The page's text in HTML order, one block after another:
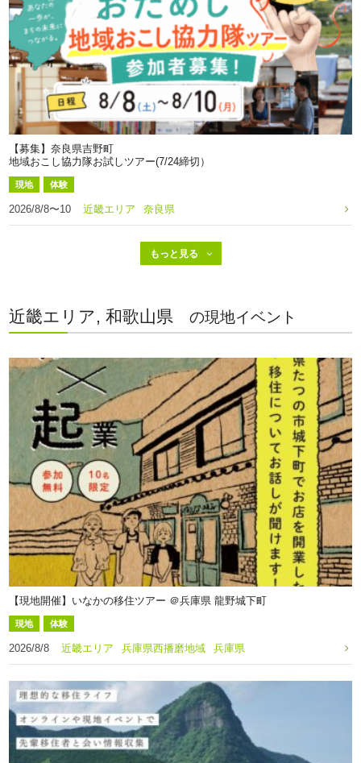
【募集】奈良県吉野町
地域おこし協力隊お試しツアー(7/24締切）
現地 体験
2026/8/8〜10 近畿エリア 奈良県
近畿エリア, 和歌山県 の現地イベント
【現地開催】いなかの移住ツアー ＠兵庫県 龍野城下町
現地 体験
2026/8/8 近畿エリア 兵庫県西播磨地域 兵庫県